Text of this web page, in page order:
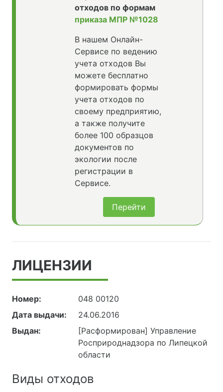
отходов по формам
приказа МПР №1028
В нашем Онлайн-
Сервисе по ведению
учета отходов Вы
можете бесплатно
формировать формы
учета отходов по
своему предприятию,
а также получите
более 100 образцов
документов по
экологии после
регистрации в
Сервисе.
Перейти
ЛИЦЕНЗИИ
Номер:
048 00120
Дата выдачи:
24.06.2016
Выдан:
[Расформирован] Управление
Росприроднадзора по Липецкой
области
Виды отходов